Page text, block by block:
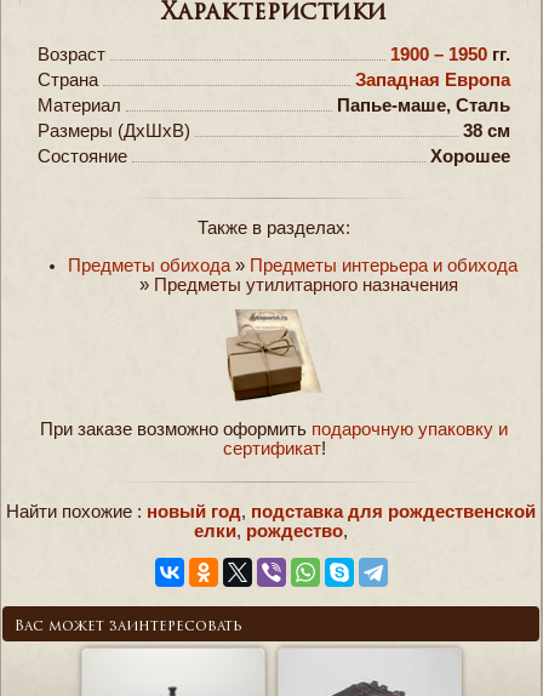
Характеристики
Возраст 1900 – 1950 гг.
Страна
Западная Европа
Материал
Папье-маше, Сталь
Размеры (ДxШxВ)
38 см
Состояние
Хорошее
Также в разделах:
Предметы обихода » Предметы интерьера и обихода
» Предметы утилитарного назначения
При заказе возможно оформить подарочную упаковку и
сертификат!
Найти похожие : новый год, подставка для рождественской
елки, рождество,
Вас может заинтересовать